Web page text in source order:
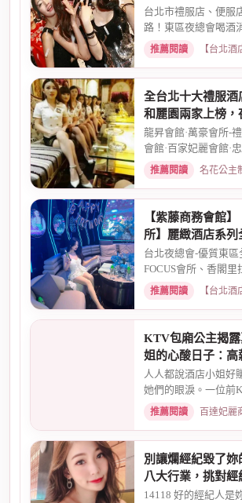
優惠
台北市禮服店、便服
路！東區夜總會喝酒
惠。專業幹部安排，
推薦閱讀 【台北酒店消費推薦】各
全台北十大禮服酒
和麗園兩家上榜，
龍昇會館·萬豪會所-
會館·百家妃麗會館·忠
南麗緻會館·金荷會...
推薦閱讀 名花公主制
【紫藤商務會館
所】麗緻酒店系列
台北夜總會-優質東區
FOCUS會所、香閣里
店、酒店幹部就是為
推薦閱讀 【台北酒店消費推薦】各
KTV包廂公主揭
姐的心酸日子：高
人人都說酒店小姐好
她們的眼淚。一位前
度自曝，從入行初衷
推薦閱讀 百達妃麗商
別讓爛經紀毀了妳
八大行業，挑對經
全解析
14118 好的經紀人是